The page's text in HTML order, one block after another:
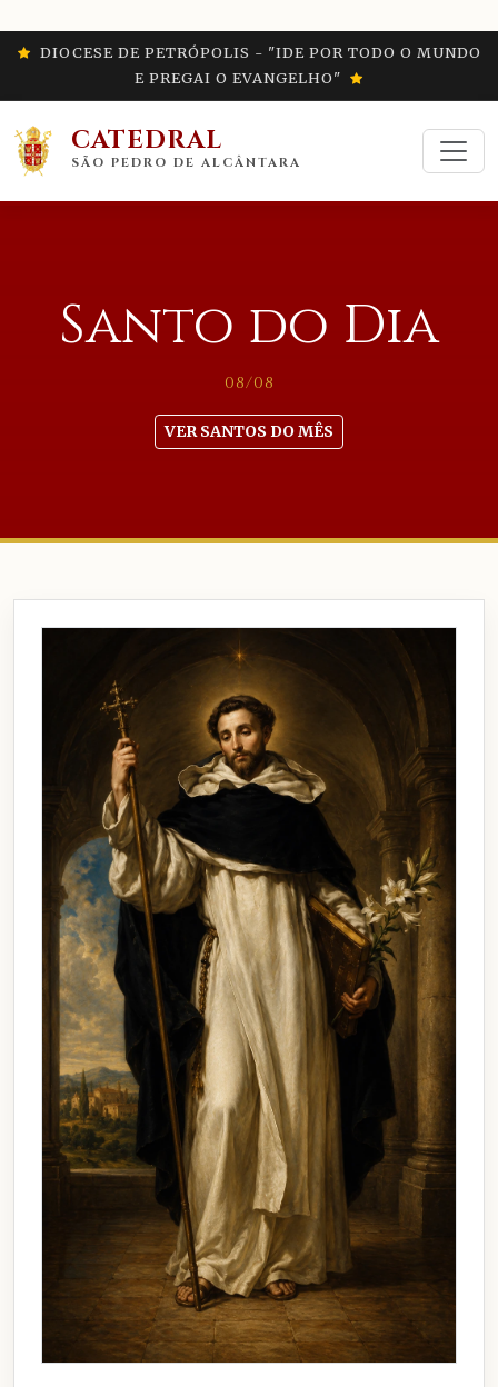
DIOCESE DE PETRÓPOLIS - "IDE POR TODO O MUNDO
E PREGAI O EVANGELHO"
CATEDRAL
SÃO PEDRO DE ALCÂNTARA
Santo do Dia
08/08
VER SANTOS DO MÊS